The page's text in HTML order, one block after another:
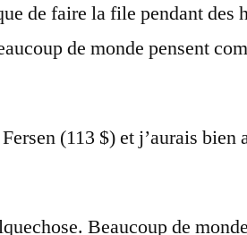
de faire la file pendant des
de monde pensent
(113 $) et j’aurais bien
Beaucoup de monde